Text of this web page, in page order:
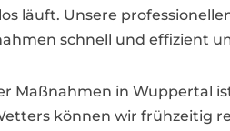
läuft. Unsere
schnell und effizient
Maßnahmen in Wuppertal
können wir frühzeitig